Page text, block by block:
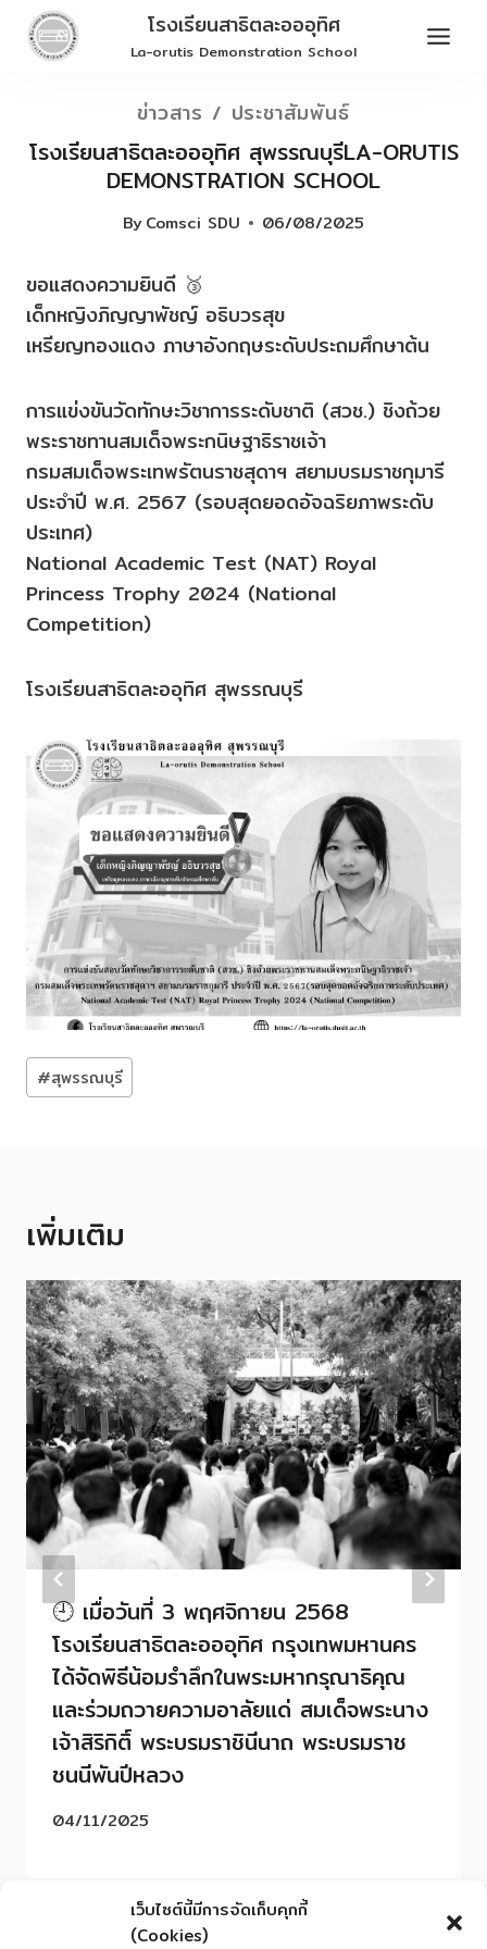
เว็บไซต์นี้มีการจัดเก็บคุกกี้
(Cookies)
Skip
โรงเรียนสาธิตละอออุทิศ
La-orutis Demonstration School
ข่าวสาร / ประชาสัมพันธ์
โรงเรียนสาธิตละอออุทิศ สุพรรณบุรีLA-ORUTIS
DEMONSTRATION SCHOOL
ByComsci SDU 06/08/2025
ขอแสดงความยินดี 🥉
เด็กหญิงภิญญาพัชญ์ อธิบวรสุข
เหรียญทองแดง ภาษาอังกฤษระดับประถมศึกษาต้น
การแข่งขันวัดทักษะวิชาการระดับชาติ (สวช.) ชิงถ้วย
พระราชทานสมเด็จพระกนิษฐาธิราชเจ้า
กรมสมเด็จพระเทพรัตนราชสุดาฯ สยามบรมราชกุมารี
ประจำปี พ.ศ. 2567 (รอบสุดยอดอัจฉริยภาพระดับ
ประเทศ)
National Academic Test (NAT) Royal
Princess Trophy 2024 (National
Competition)
โรงเรียนสาธิตละออุทิศ สุพรรณบุรี
Post
Tags:
#สุพรรณบุรี
เพิ่มเติม
🕘 เมื่อวันที่ 3 พฤศจิกายน 2568
โรงเรียนสาธิตละอออุทิศ กรุงเทพมหานคร
ได้จัดพิธีน้อมรำลึกในพระมหากรุณาธิคุณ
และร่วมถวายความอาลัยแด่ สมเด็จพระนาง
เจ้าสิริกิติ์ พระบรมราชินีนาถ พระบรมราช
ชนนีพันปีหลวง
04/11/2025